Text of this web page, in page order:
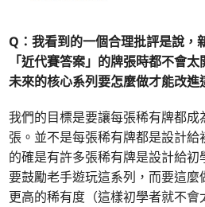
Q：我看到的一個合理批評是說，
「近代賽答案」的牌張時都不會
未來的核心系列要怎麼做才能改進
我們的目標是要讓每張稀有牌都
張。並不是每張稀有牌都是設計
的確是有許多張稀有牌是設計給
要鼓勵老手遊玩這系列，而要這
更高的稀有度（這樣初學者就不